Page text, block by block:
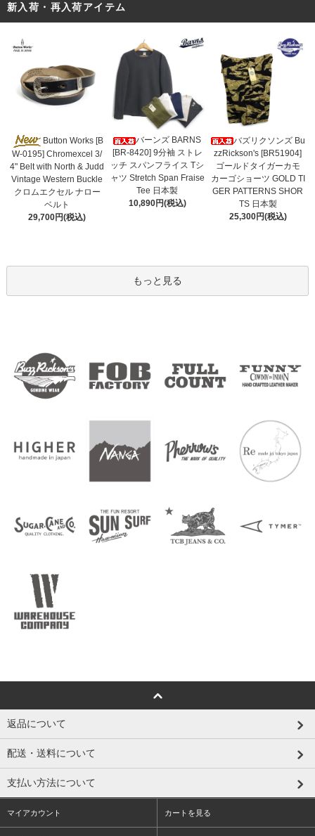
新入荷・再入荷アイテム
Button Works [B
W-0195] Chromexcel 3/
4" Belt with North & Judd
Vintage Western Buckle
クロムエクセル ナロー
ベルト
29,700円(税込)
バーンズ BARNS
[BR-8420] 9分袖 ストレ
ッチ スパンフライス Tシ
ャツ Stretch Span Fraise
Tee 日本製
10,890円(税込)
バズリクソンズ Bu
zzRickson's [BR51904]
ゴールドタイガーカモ
カーゴショーツ GOLD TI
GER PATTERNS SHOR
TS 日本製
25,300円(税込)
もっと見る
返品について
配送・送料について
支払い方法について
マイアカウント カートを見る